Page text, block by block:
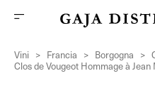
Vini > Francia > Borgogna >
Clos de Vougeot Hommage à